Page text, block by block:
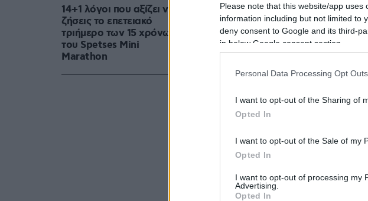
Please note that this website/app
information including but not limited to
deny consent to Google and its third-
in below Google consent section.
Personal Data Processing Opt Outs
I want to opt-out of the Sharing of
Opted In
I want to opt-out of the Sale of my
Opted In
I want to opt-out of processing my
Advertising.
Opted In
14+1 λόγοι που αξίζει να
ζήσεις το επετειακό
τριήμερο των 15 χρόνων
του Spetses Mini
Marathon